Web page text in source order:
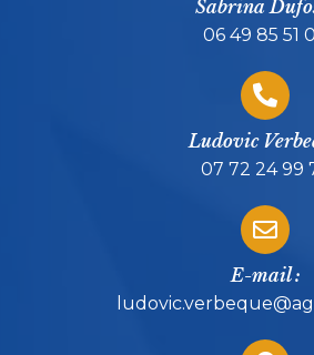
Sabrina
06 49 85 51
Ludovic
07 72 24 99
E-mail :